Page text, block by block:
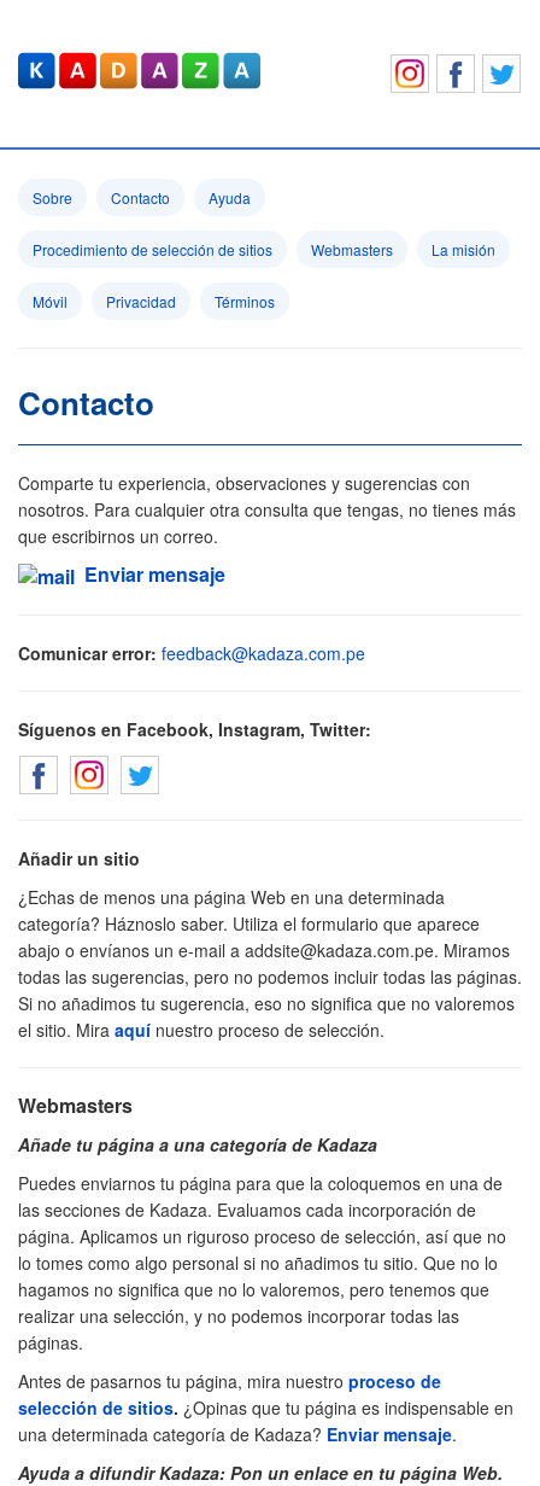
Sobre Contacto Ayuda
Procedimiento de selección de sitios Webmasters La misión
Móvil Privacidad Términos
Contacto
Comparte tu experiencia, observaciones y sugerencias con
nosotros. Para cualquier otra consulta que tengas, no tienes más
que escribirnos un correo.
Enviar mensaje
Comunicar error: feedback@kadaza.com.pe
Síguenos en Facebook, Instagram, Twitter:
Añadir un sitio
¿Echas de menos una página Web en una determinada
categoría? Háznoslo saber. Utiliza el formulario que aparece
abajo o envíanos un e-mail a addsite@kadaza.com.pe. Miramos
todas las sugerencias, pero no podemos incluir todas las páginas.
Si no añadimos tu sugerencia, eso no significa que no valoremos
el sitio. Mira aquí nuestro proceso de selección.
Webmasters
Añade tu página a una categoría de Kadaza
Puedes enviarnos tu página para que la coloquemos en una de
las secciones de Kadaza. Evaluamos cada incorporación de
página. Aplicamos un riguroso proceso de selección, así que no
lo tomes como algo personal si no añadimos tu sitio. Que no lo
hagamos no significa que no lo valoremos, pero tenemos que
realizar una selección, y no podemos incorporar todas las
páginas.
Antes de pasarnos tu página, mira nuestro proceso de
selección de sitios. ¿Opinas que tu página es indispensable en
una determinada categoría de Kadaza? Enviar mensaje.
Ayuda a difundir Kadaza: Pon un enlace en tu página Web.